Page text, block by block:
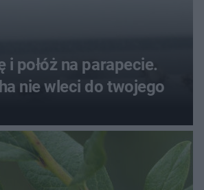
i połóż na parapecie.
nie wleci do twojego